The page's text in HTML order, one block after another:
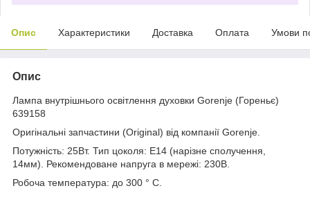
Опис Характеристики Доставка Оплата Умови
Опис
Лампа внутрішнього освітлення духовки Gorenje (Гореньє)
639158
Оригінальні запчастини (Original) від компанії Gorenje.
Потужність: 25Вт. Тип цоколя: Е14 (нарізне сполучення,
14мм). Рекомендоване напруга в мережі: 230В.
Робоча температура: до 300 ° C.